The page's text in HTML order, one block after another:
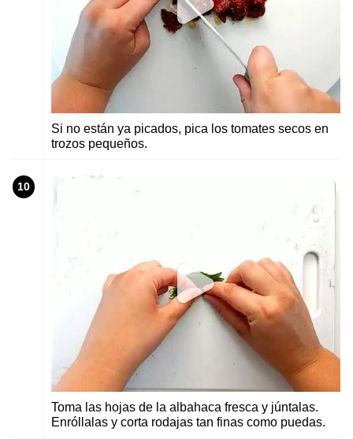
Si no están ya picados, pica los tomates secos en
trozos pequeños.
10
Toma las hojas de la albahaca fresca y júntalas.
Enróllalas y corta rodajas tan finas como puedas.